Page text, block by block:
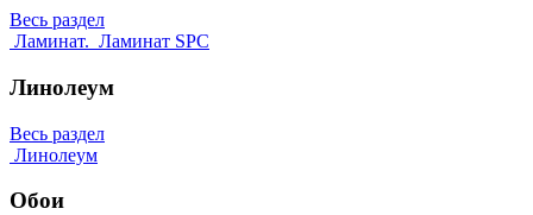
Весь раздел
Ламинат. Ламинат SPC
Линолеум
Весь раздел
Линолеум
Обои